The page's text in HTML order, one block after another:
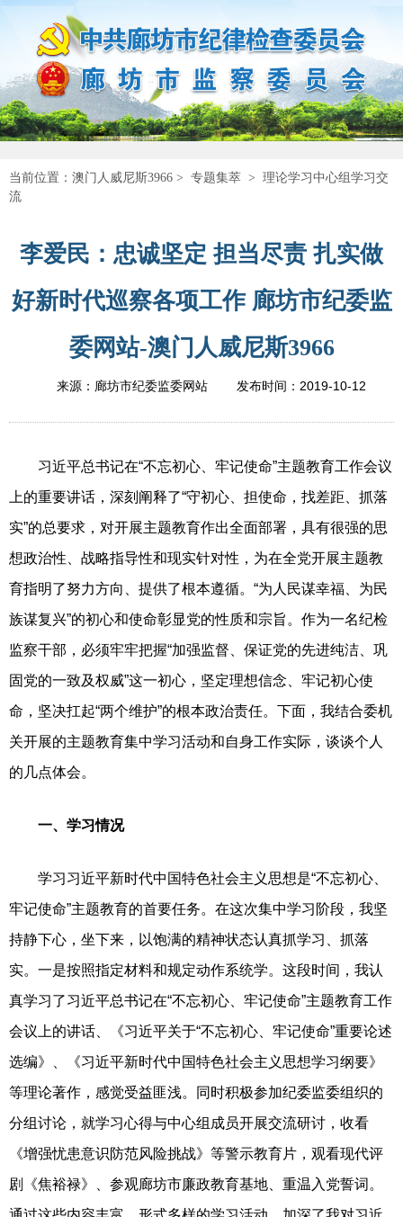
当前位置： 澳门人威尼斯3966 > 专题集萃 > 理论学习中心组学习交
流
李爱民：忠诚坚定 担当尽责 扎实做
好新时代巡察各项工作 廊坊市纪委监
委网站-澳门人威尼斯3966
来源：廊坊市纪委监委网站 发布时间： 2019-10-12
习近平总书记在“不忘初心、牢记使命”主题教育工作会议
上的重要讲话，深刻阐释了“守初心、担使命，找差距、抓落
实”的总要求，对开展主题教育作出全面部署，具有很强的思
想政治性、战略指导性和现实针对性，为在全党开展主题教
育指明了努力方向、提供了根本遵循。“为人民谋幸福、为民
族谋复兴”的初心和使命彰显党的性质和宗旨。作为一名纪检
监察干部，必须牢牢把握“加强监督、保证党的先进纯洁、巩
固党的一致及权威”这一初心，坚定理想信念、牢记初心使
命，坚决扛起“两个维护”的根本政治责任。下面，我结合委机
关开展的主题教育集中学习活动和自身工作实际，谈谈个人
的几点体会。
一、学习情况
学习习近平新时代中国特色社会主义思想是“不忘初心、
牢记使命”主题教育的首要任务。在这次集中学习阶段，我坚
持静下心，坐下来，以饱满的精神状态认真抓学习、抓落
实。一是按照指定材料和规定动作系统学。这段时间，我认
真学习了习近平总书记在“不忘初心、牢记使命”主题教育工作
会议上的讲话、《习近平关于“不忘初心、牢记使命”重要论述
选编》、《习近平新时代中国特色社会主义思想学习纲要》
等理论著作，感觉受益匪浅。同时积极参加纪委监委组织的
分组讨论，就学习心得与中心组成员开展交流研讨，收看
《增强忧患意识防范风险挑战》等警示教育片，观看现代评
剧《焦裕禄》、参观廊坊市廉政教育基地、重温入党誓词。